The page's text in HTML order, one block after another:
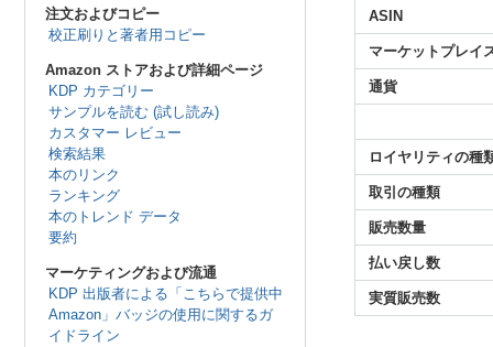
注文およびコピー
校正刷りと著者用コピー
Amazon ストアおよび詳細ページ
KDP カテゴリー
サンプルを読む (試し読み)
カスタマー レビュー
検索結果
本のリンク
ランキング
本のトレンド データ
要約
マーケティングおよび流通
KDP 出版者による「こちらで提供中
Amazon」バッジの使用に関するガ
イドライン
ASIN
マーケットプレイ
通貨
ロイヤリティの種
取引の種類
販売数量
払い戻し数
実質販売数